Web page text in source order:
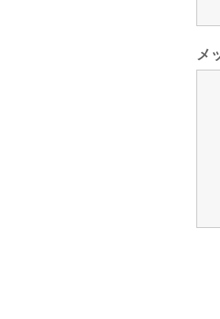
メ